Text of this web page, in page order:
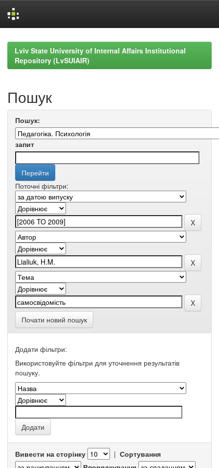
navigationLviv State University of Internal Affairs Institutional
Repository (LvSUIAIR)
Пошук
Пошук:
запит
Поточні фільтри:
Почати новий пошук
Додати фільтри:
Використовуйте фільтри для уточнення результатів
пошуку.
Вивести на сторінку | Сортування